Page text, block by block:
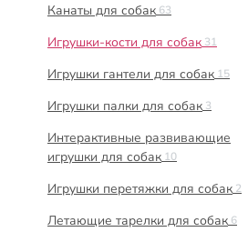
Канаты для собак 63
Игрушки-кости для собак 31
Игрушки гантели для собак 15
Игрушки палки для собак 3
Интерактивные развивающие
игрушки для собак 10
Игрушки перетяжки для собак 2
Летающие тарелки для собак 6